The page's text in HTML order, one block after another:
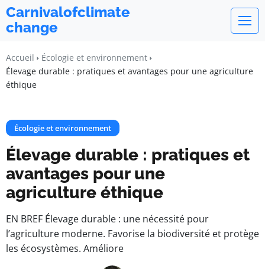
Carnivalofclimate
change
Accueil
Écologie et environnement
Élevage durable : pratiques et avantages pour une agriculture
éthique
Écologie et environnement
Élevage durable : pratiques et
avantages pour une
agriculture éthique
EN BREF Élevage durable : une nécessité pour
l’agriculture moderne. Favorise la biodiversité et protège
les écosystèmes. Améliore